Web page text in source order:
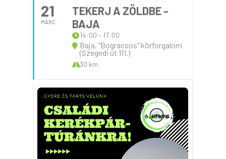
21
MÁRC.
TEKERJ A ZÖLDBE -
BAJA
14:00 - 17:00
Baja, "Bográcsos" körforgalom
(Szegedi út 111.)
30 km